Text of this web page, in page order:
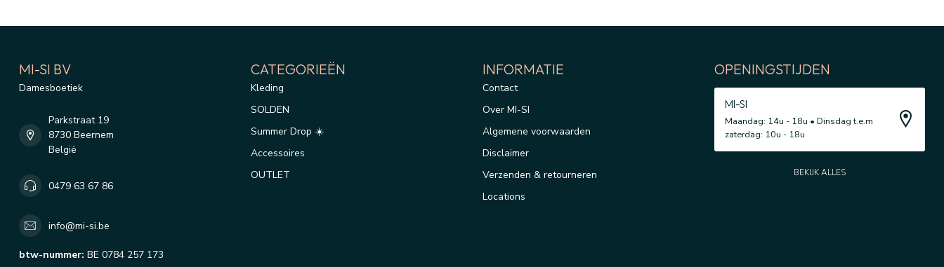
MI-SI BV
Damesboetiek
Parkstraat 19
8730 Beernem
België
0479 63 67 86
info@mi-si.be
btw-nummer: BE 0784 257 173
CATEGORIEËN
Kleding
SOLDEN
Summer Drop ☀️
Accessoires
OUTLET
INFORMATIE
Contact
Over MI-SI
Algemene voorwaarden
Disclaimer
Verzenden & retourneren
Locations
OPENINGSTIJDEN
MI-SI
Maandag: 14u - 18u • Dinsdag t.e.m
zaterdag: 10u - 18u
BEKIJK ALLES